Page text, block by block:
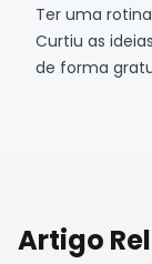
Ter uma
Curtiu as
de forma
Artigo